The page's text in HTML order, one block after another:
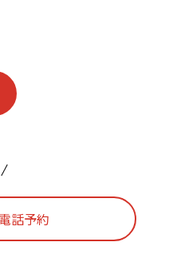
電話予約